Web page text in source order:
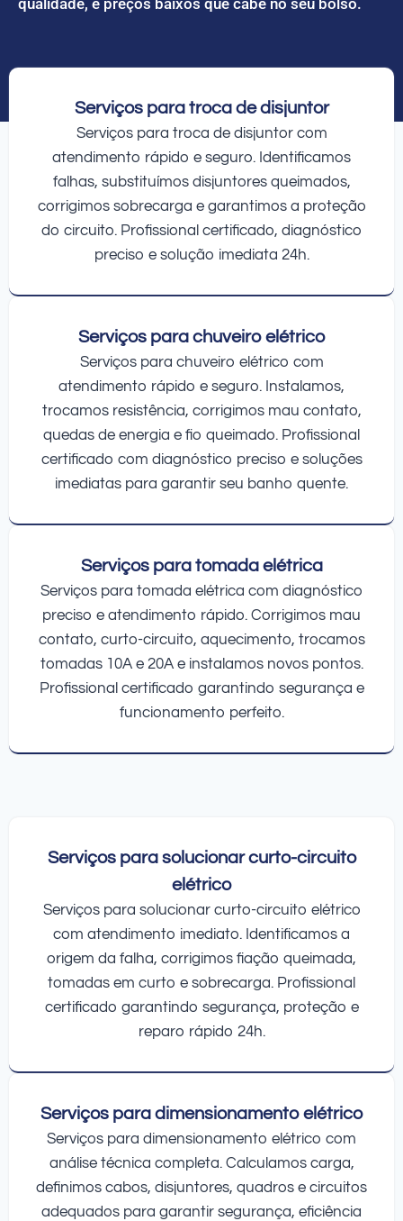
Serviços para troca de disjuntor
Serviços para troca de disjuntor com
atendimento rápido e seguro. Identificamos
falhas, substituímos disjuntores queimados,
corrigimos sobrecarga e garantimos a proteção
do circuito. Profissional certificado, diagnóstico
preciso e solução imediata 24h.
Serviços para chuveiro elétrico
Serviços para chuveiro elétrico com
atendimento rápido e seguro. Instalamos,
trocamos resistência, corrigimos mau contato,
quedas de energia e fio queimado. Profissional
certificado com diagnóstico preciso e soluções
imediatas para garantir seu banho quente.
Serviços para tomada elétrica
Serviços para tomada elétrica com diagnóstico
preciso e atendimento rápido. Corrigimos mau
contato, curto-circuito, aquecimento, trocamos
tomadas 10A e 20A e instalamos novos pontos.
Profissional certificado garantindo segurança e
funcionamento perfeito.
Serviços para solucionar curto-circuito
elétrico
Serviços para solucionar curto-circuito elétrico
com atendimento imediato. Identificamos a
origem da falha, corrigimos fiação queimada,
tomadas em curto e sobrecarga. Profissional
certificado garantindo segurança, proteção e
reparo rápido 24h.
Serviços para dimensionamento elétrico
Serviços para dimensionamento elétrico com
análise técnica completa. Calculamos carga,
definimos cabos, disjuntores, quadros e circuitos
adequados para garantir segurança, eficiência